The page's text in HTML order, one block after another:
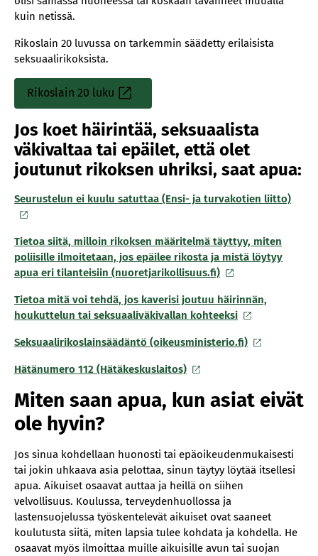
kuin netissä.
Rikoslain 20 luvussa on tarkemmin säädetty erilaisista
seksuaalirikoksista.
Rikoslain 20 luku
Jos koet häirintää, seksuaalista
väkivaltaa tai epäilet, että olet
joutunut rikoksen uhriksi, saat apua:
Seurustelun ei kuulu satuttaa (Ensi- ja turvakotien liitto)
Tietoa siitä, milloin rikoksen määritelmä täyttyy, miten
poliisille ilmoitetaan, jos epäilee rikosta ja mistä löytyy
apua eri tilanteisiin (nuoretjarikollisuus.fi)
Tietoa mitä voi tehdä, jos kaverisi joutuu häirinnän,
houkuttelun tai seksuaaliväkivallan kohteeksi
Seksuaalirikoslainsäädäntö (oikeusministerio.fi)
Hätänumero 112 (Hätäkeskuslaitos)
Miten saan apua, kun asiat eivät
ole hyvin?
Jos sinua kohdellaan huonosti tai epäoikeudenmukaisesti
tai jokin uhkaava asia pelottaa, sinun täytyy löytää itsellesi
apua. Aikuiset osaavat auttaa ja heillä on siihen
velvollisuus. Koulussa, terveydenhuollossa ja
lastensuojelussa työskentelevät aikuiset ovat saaneet
koulutusta siitä, miten lapsia tulee kohdata ja kohdella. He
osaavat myös ilmoittaa muille aikuisille avun tai suojan